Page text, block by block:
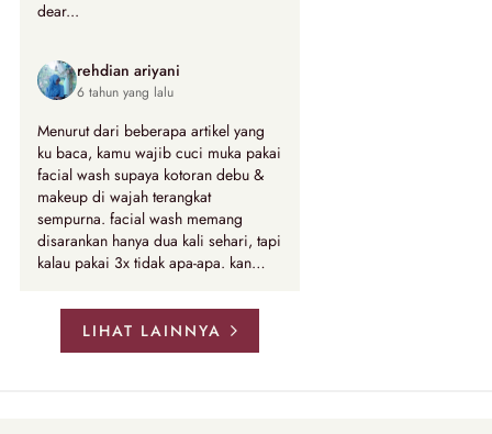
dear...
rehdian ariyani
6 tahun yang lalu
Menurut dari beberapa artikel yang
ku baca, kamu wajib cuci muka pakai
facial wash supaya kotoran debu &
makeup di wajah terangkat
sempurna. facial wash memang
disarankan hanya dua kali sehari, tapi
kalau pakai 3x tidak apa-apa. kan
membantu.
LIHAT LAINNYA